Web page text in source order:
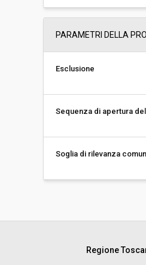
PARAMETRI DELLA
Esclusione
Sequenza di apertura
Soglia di rilevanza
Regione